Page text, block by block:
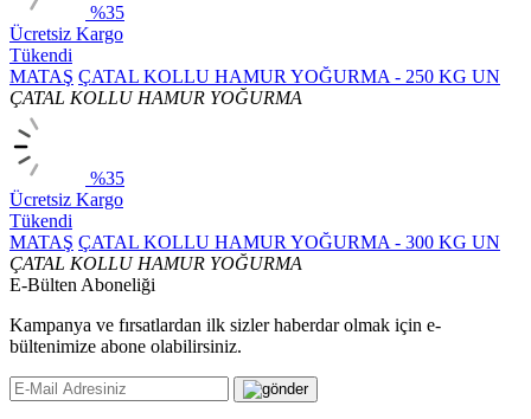
%35
Ücretsiz Kargo
Tükendi
MATAŞ ÇATAL KOLLU HAMUR YOĞURMA - 250 KG UN
ÇATAL KOLLU HAMUR YOĞURMA
%35
Ücretsiz Kargo
Tükendi
MATAŞ ÇATAL KOLLU HAMUR YOĞURMA - 300 KG UN
ÇATAL KOLLU HAMUR YOĞURMA
E-Bülten Aboneliği
Kampanya ve fırsatlardan ilk sizler haberdar olmak için e-
bültenimize abone olabilirsiniz.